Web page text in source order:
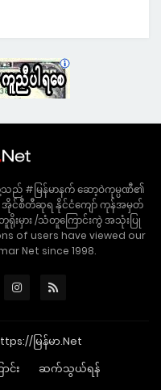
သည် #မြန်မာနက် ဆော့ဝဲကုမ္ပဏီ၏
င်စီတီဆုရ နိုင်ငံကျော် ကုန်အမှတ်
းမှား /သံတူကြောင်းကွဲ အသုံးပြု
of users have viewed our
Net since 1998.
မြန်မာ.Net
င်း ဆက်သွယ်ရန်